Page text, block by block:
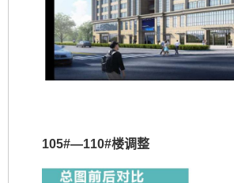
105#—110#楼调整